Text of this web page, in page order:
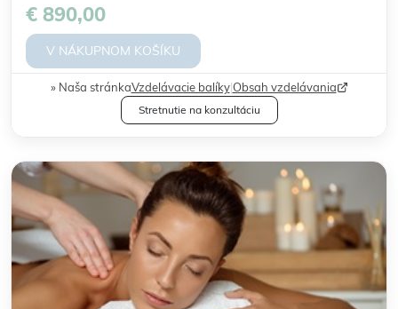
€ 890,00
V NÁKUPNOM KOŠÍKU
Naša stránkaVzdelávacie balíky|Obsah vzdelávania
Stretnutie na konzultáciu